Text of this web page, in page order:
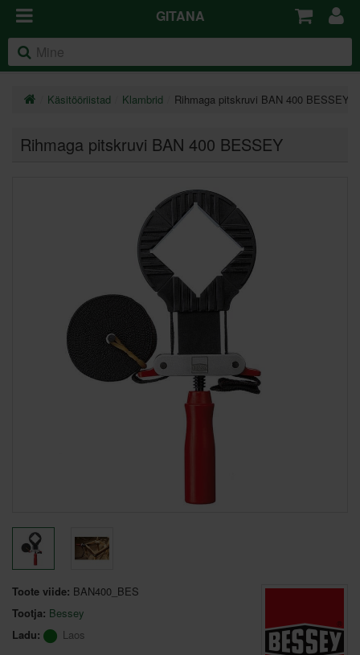
GITANA
Käsitööriistad Klambrid Rihmaga pitskruvi BAN 400 BESSEY
Rihmaga pitskruvi BAN 400 BESSEY
Toote viide: BAN400_BES
Tootja: Bessey
Ladu:
Laos